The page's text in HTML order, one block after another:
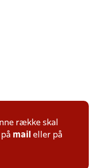
række skal
mail eller på